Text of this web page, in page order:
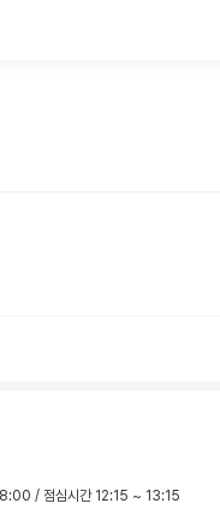
/ 점심시간 12:15 ~ 13:15